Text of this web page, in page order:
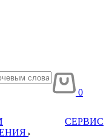
0
СЕРВИС